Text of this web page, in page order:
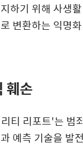
하기 위해 사생
변환하는 익명
훼손
티 리포트'는 범
예측 기술을 발